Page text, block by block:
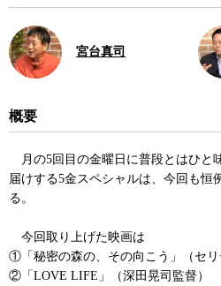
宮台真司
概要
月の5回目の金曜日に普段とはひと
届けする5金スペシャルは、今回も恒
る。
今回取り上げた映画は
①「秘密の森の、その向こう」（セリ
②「LOVE LIFE」（深田晃司監督）